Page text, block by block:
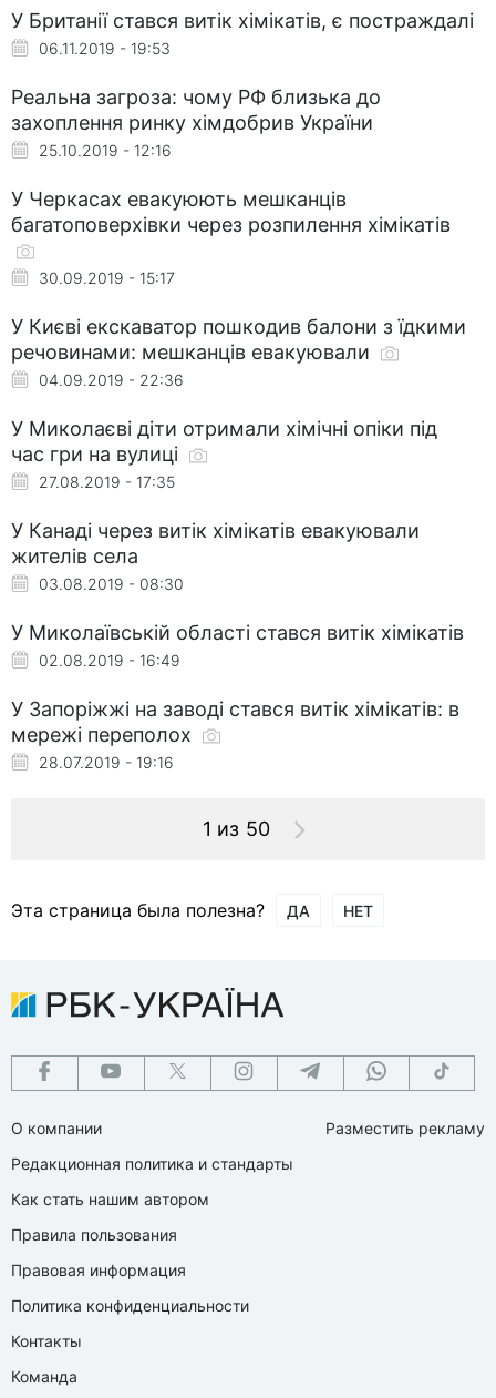
У Британії стався витік хімікатів, є постраждалі
06.11.2019 - 19:53
Реальна загроза: чому РФ близька до
захоплення ринку хімдобрив України
25.10.2019 - 12:16
У Черкасах евакуюють мешканців
багатоповерхівки через розпилення хімікатів
30.09.2019 - 15:17
У Києві екскаватор пошкодив балони з їдкими
речовинами: мешканців евакуювали
04.09.2019 - 22:36
У Миколаєві діти отримали хімічні опіки під
час гри на вулиці
27.08.2019 - 17:35
У Канаді через витік хімікатів евакуювали
жителів села
03.08.2019 - 08:30
У Миколаївській області стався витік хімікатів
02.08.2019 - 16:49
У Запоріжжі на заводі стався витік хімікатів: в
мережі переполох
28.07.2019 - 19:16
1 из 50
Эта страница была полезна? ДА НЕТ
О компании
Редакционная политика и стандарты
Как стать нашим автором
Правила пользования
Правовая информация
Политика конфиденциальности
Контакты
Команда
Разместить рекламу